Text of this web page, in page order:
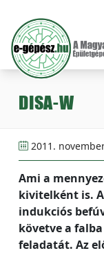
DISA-W
2011.
Ami a
kivitelként is.
indukciós
követve a
feladatát. Az